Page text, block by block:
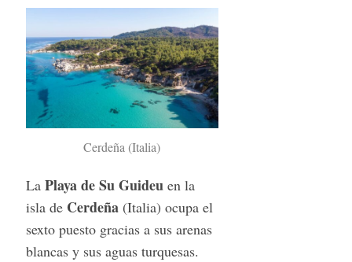
Cerdeña (Italia)
La Playa de Su Guideu en la
isla de Cerdeña(Italia) ocupa el
sexto puesto gracias a sus arenas
blancas y sus aguas turquesas.